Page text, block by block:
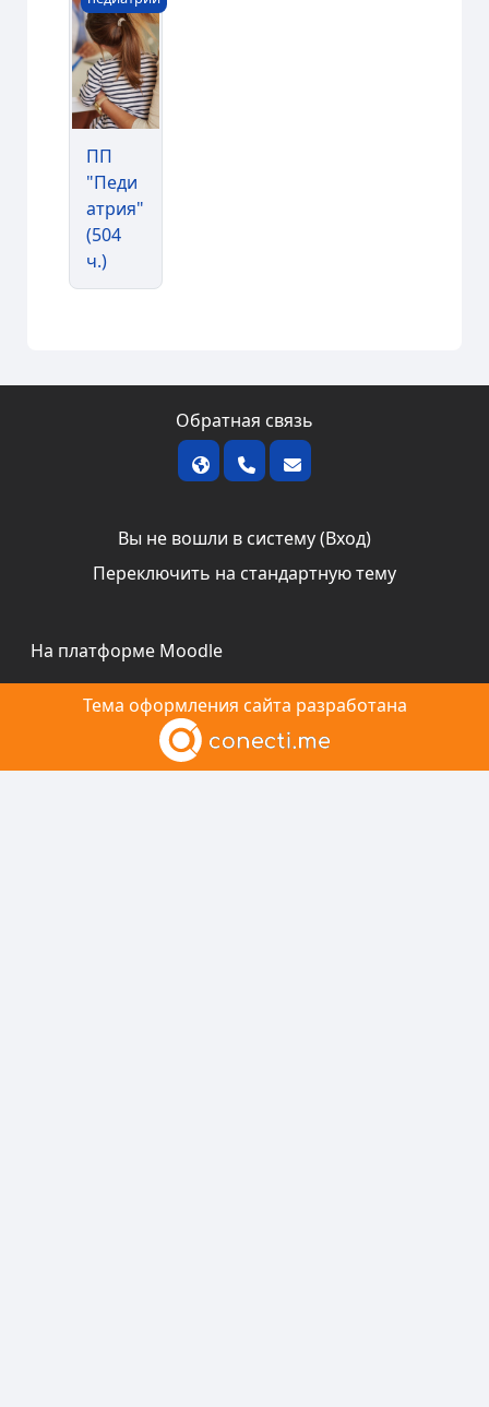
ПП
"Педи
атрия"
(504
ч.)
Обратная связь
Вы не вошли в систему (Вход)
Переключить на стандартную тему
На платформе Moodle
Тема оформления сайта разработана